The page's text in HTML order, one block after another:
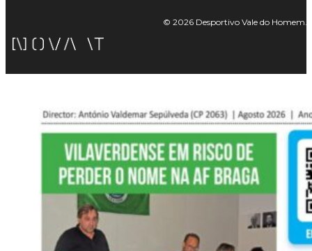
© 2026 Desportivo Vale do Homem.